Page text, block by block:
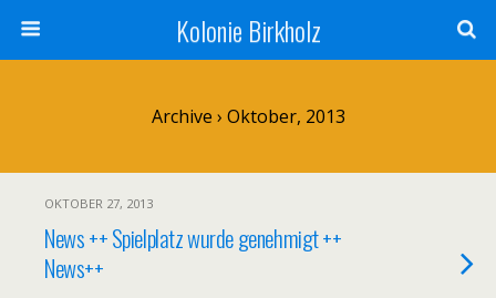
Kolonie Birkholz
Archive › Oktober, 2013
OKTOBER 27, 2013
News ++ Spielplatz wurde genehmigt ++
News++